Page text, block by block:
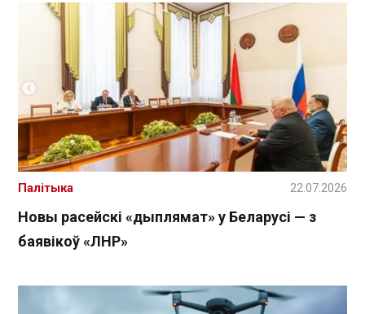
Новы расейскі «дыплямат» у Беларусі — з
баявікоў «ЛНР»
Палітыка 22.07.2026